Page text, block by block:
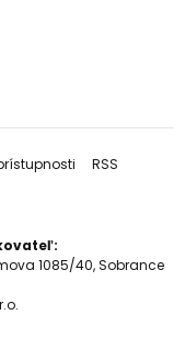
RSS
1085/40, Sobrance